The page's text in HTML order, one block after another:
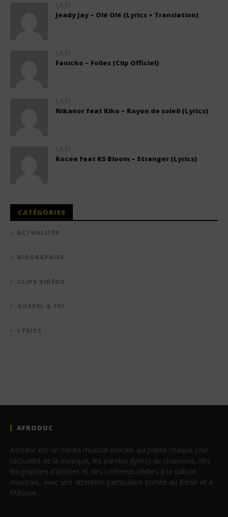
JULES
Jeady Jay – Olé Olé (Lyrics + Translation)
JULES
Fanicko – Folies (Clip Officiel)
JULES
Nikanor feat Kiko – Rayon de soleil (Lyrics)
JULES
Kocee feat KS Bloom – Stranger (Lyrics)
CATÉGORIES
ACTUALITÉS
BIOGRAPHIES
CLIPS VIDÉOS
GOSPEL & FOI
LYRICS
AFRODUC
Afroduc est un média musical africain qui publie chaque jour
l’actualité de la musique, les paroles (lyrics) de chansons, des
biographies d’artistes et des contenus dédiés à la culture
musicale, avec une attention particulière portée au Bénin et à
l’Afrique.